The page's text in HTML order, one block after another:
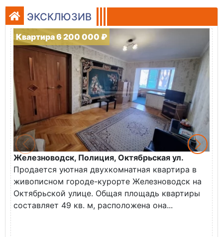
ЭКСКЛЮЗИВ
Квартира 6 200 000 ₽
Железноводск, Полиция, Октябрьская ул.
Продается уютная двухкомнатная квартира в
живописном городе-курорте Железноводск на
Октябрьской улице. Общая площадь квартиры
составляет 49 кв. м, расположена она...